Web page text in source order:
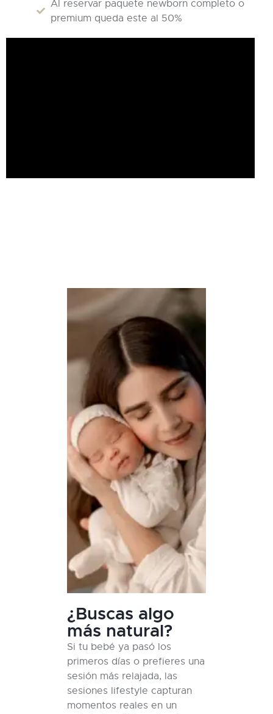
Al reservar paquete newborn completo o
premium queda este al 50%
¿Buscas algo
más natural?
Si tu bebé ya pasó los
primeros días o prefieres una
sesión más relajada, las
sesiones lifestyle capturan
momentos reales en un